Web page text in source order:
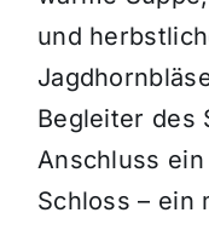
und
Begleiter des
Anschluss
Schloss – ein